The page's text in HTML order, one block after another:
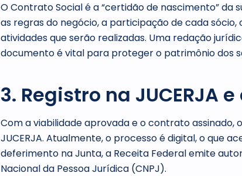
O Contrato Social é a “certidão de nascimento” da
as regras do negócio, a participação de cada sócio,
atividades que serão realizadas. Uma redação
documento é vital para proteger o patrimônio dos
3. Registro na JUCERJA
Com a viabilidade aprovada e o contrato assinado,
JUCERJA. Atualmente, o processo é digital, o que
deferimento na Junta, a Receita Federal emite
Nacional da Pessoa Jurídica (CNPJ).